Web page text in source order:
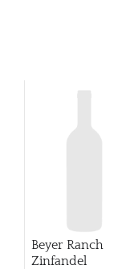
Beyer Ranch
Zinfandel